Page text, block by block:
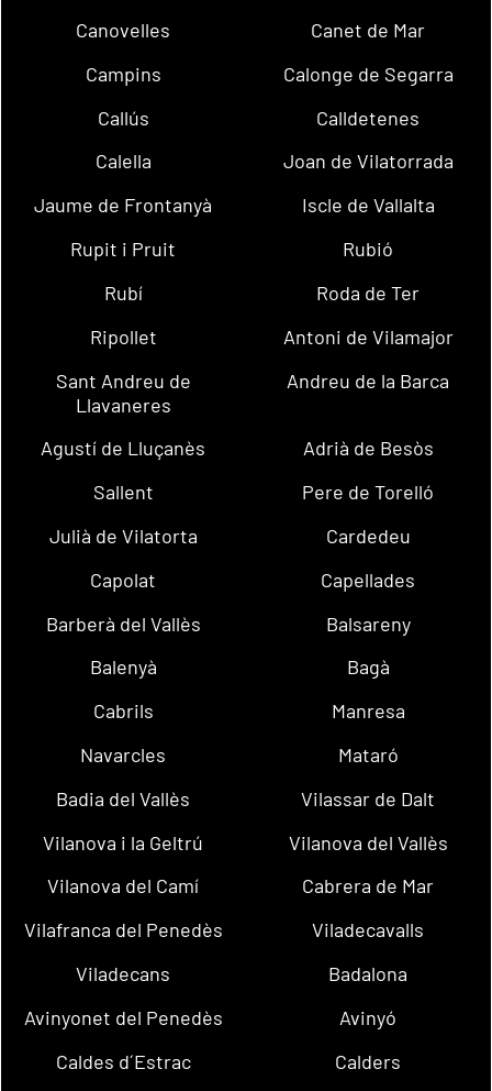
Canovelles
Canet de Mar
Campins
Calonge de Segarra
Callús
Calldetenes
Calella
Joan de Vilatorrada
Jaume de Frontanyà
Iscle de Vallalta
Rupit i Pruit
Rubió
Rubí
Roda de Ter
Ripollet
Antoni de Vilamajor
Sant Andreu de
Llavaneres
Andreu de la Barca
Agustí de Lluçanès
Adrià de Besòs
Sallent
Pere de Torelló
Julià de Vilatorta
Cardedeu
Capolat
Capellades
Barberà del Vallès
Balsareny
Balenyà
Bagà
Cabrils
Manresa
Navarcles
Mataró
Badia del Vallès
Vilassar de Dalt
Vilanova i la Geltrú
Vilanova del Vallès
Vilanova del Camí
Cabrera de Mar
Vilafranca del Penedès
Viladecavalls
Viladecans
Badalona
Avinyonet del Penedès
Avinyó
Caldes d´Estrac
Calders